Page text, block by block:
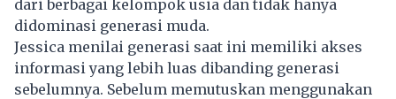
dari berbagai kelompok usia dan tidak hanya
didominasi generasi muda.
Jessica menilai generasi saat ini memiliki akses
informasi yang lebih luas dibanding generasi
sebelumnya. Sebelum memutuskan menggunakan